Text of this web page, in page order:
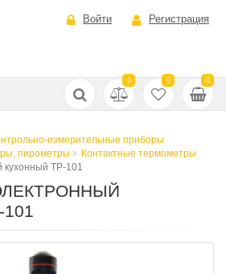
Войти Регистрация
0 0 0
измерительные приборы
пирометры
Контактные термометры
кухонный ТР-101